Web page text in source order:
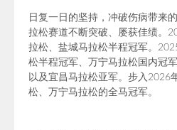
日复一日的坚持，冲破伤病带来
拉松赛道不断突破、屡获佳绩。
拉松、盐城马拉松半程冠军。
松半程冠军、万宁马拉松国内冠
以及宜昌马拉松亚军。 步入2026
松、万宁马拉松的全马冠军。